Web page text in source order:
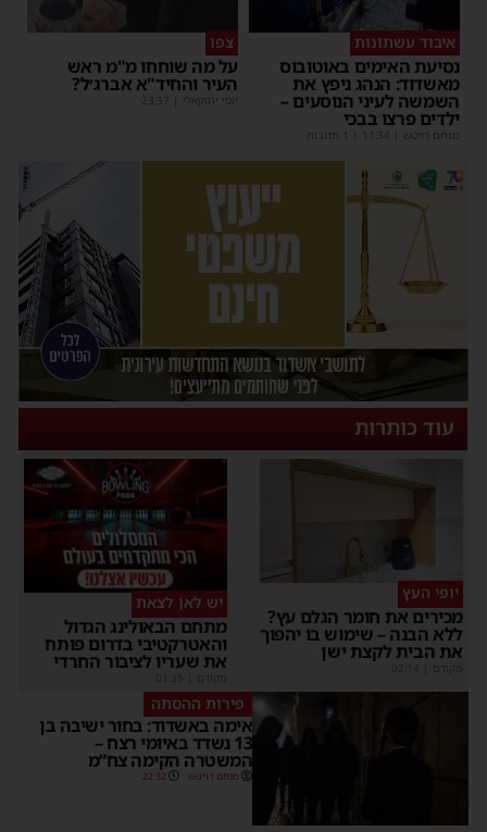
איבוד עשתונות
נסיעת האימים באוטובוס
מאשדוד: הנהג ניפץ את
השמשה לעיני הנוסעים –
ילדים פרצו בבכי
מנחם דויטש 11:34
צפו
על מה שוחחו מ"מ ראש
העיר והחיד"א אברג׳ל?
יוסי יחזקאלי 23:37
עוד כותרות
יופי העץ
מכירים את חומר הגלם עץ?
ללא הבנה – שימוש בו יהפוך
את הבית לקצת ישן
מקודם
יש לאן לצאת
מתחם הבאולינג הגדול
והאטרקטיבי בדרום פותח
את שעריו לציבור החרדי
מקודם
פירות ההסתה
אימה באשדוד: בחור ישיבה בן
13 נשדד באיומי רצח –
המשטרה הקימה צח”מ
מנחם דויטש 22:32